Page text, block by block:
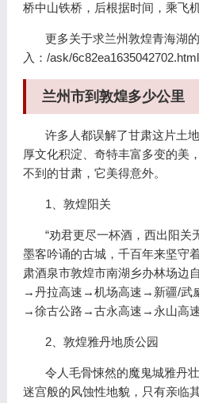
桥中山铁桥，后根据时间，乘飞机
更多关于求兰州敦煌青海湖的
入：/ask/
兰州市到敦煌多少公里
许多人都误解了甘肃这片土地
厚文化积淀、奇特丰富多变的美
不到的甘肃，它美得意外。
1、敦煌阳关
“劝君更尽一杯酒，西出阳关
墨客吟诵的古城，千百年来坚守
肃酒泉市敦煌市南湖乡办林场边
→丹拉高速→机场高速→新疆/武
→徐古公路→古永高速→永山高
2、敦煌雅丹地质公园
令人毛骨悚然的魔鬼城雅丹壮
迷宫般的风蚀性地貌，只有亲临